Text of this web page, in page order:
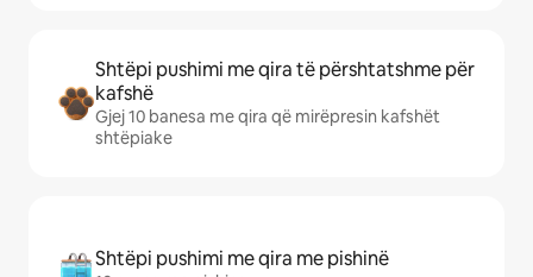
Shtëpi pushimi me qira të përshtatshme për
kafshë
Gjej 10 banesa me qira që mirëpresin kafshët
shtëpiake
Shtëpi pushimi me qira me pishinë